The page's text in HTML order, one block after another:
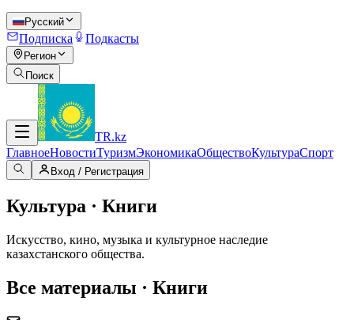
Русский
Подписка Подкасты
Регион
Поиск
TR.kz
ГлавноеНовостиТуризмЭкономикаОбществоКультураСпорт
Вход / Регистрация
Культура · Книги
Искусство, кино, музыка и культурное наследие
казахстанского общества.
Все материалы · Книги